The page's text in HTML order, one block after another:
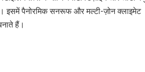
इसमें पैनोरमिक सनरूफ और मल्टी-ज़ोन क्लाइमेट
हैं।